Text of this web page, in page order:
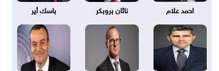
احمد علام ناثان بروبكر باسك أير